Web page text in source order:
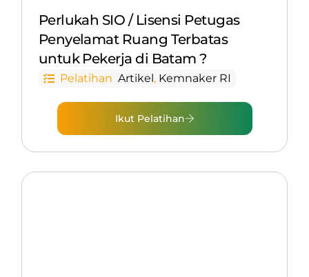
Perlukah SIO / Lisensi Petugas
Penyelamat Ruang Terbatas
untuk Pekerja di Batam ?
Pelatihan Artikel, Kemnaker RI
Ikut Pelatihan